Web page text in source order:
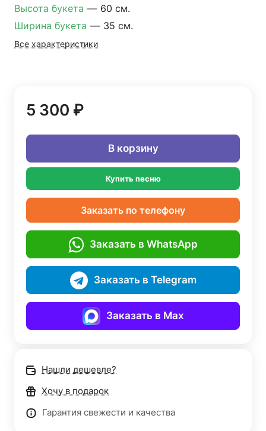
Высота букета — 60 см.
Ширина букета — 35 см.
Все характеристики
5 300 ₽
В корзину
Купить песню
Заказать по телефону
Заказать в WhatsApp
Заказать в Telegram
Заказать в Max
Нашли дешевле?
Хочу в подарок
Гарантия свежести и качества